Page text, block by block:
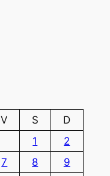
V S
D
1
2
7 8
9